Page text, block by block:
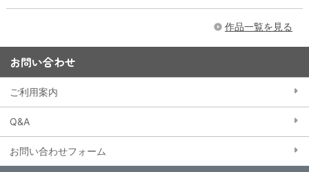
作品一覧を見る
お問い合わせ
ご利用案内
Q&A
お問い合わせフォーム